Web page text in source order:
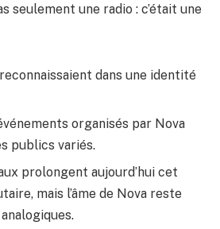
seulement une radio : c’était une
dans une identité
organisés par Nova
publics variés.
prolongent aujourd’hui cet
mais l’âme de Nova reste